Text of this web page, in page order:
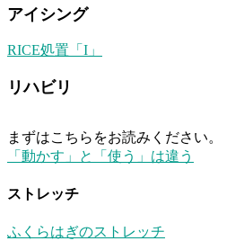
アイシング
RICE処置「I」
リハビリ
まずはこちらをお読みください。
「動かす」と「使う」は違う
ストレッチ
ふくらはぎのストレッチ